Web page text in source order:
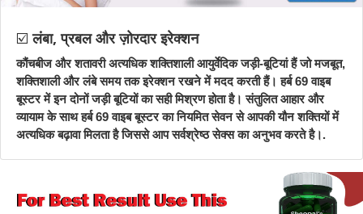
☑️लंबा, प्रबल और ज़ोरदार इरेक्शन
कौंचबीज और शतावरी अत्यधिक शक्तिशाली आयुर्वेदिक जड़ी-बूटियां हैं जो मजबूत,
शक्तिशाली और लंबे समय तक इरेक्शन रखने में मदद करती हैं। हर्ब 69 वाइब
बूस्टर में इन दोनों जड़ी बूटियों का सही मिश्रण होता है। संतुलित आहार और
व्यायाम के साथ हर्ब 69 वाइब बूस्टर का नियमित सेवन से आपकी यौन शक्तियों में
अत्यधिक बढ़ावा मिलता है जिससे आप सर्वश्रेष्ठ सेक्स का अनुभव करते है।.